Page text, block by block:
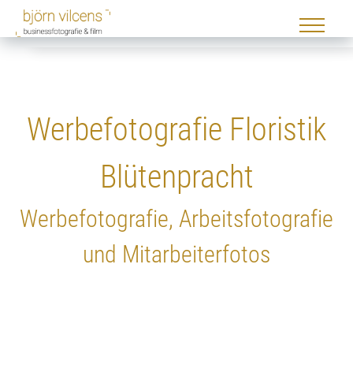
Werbefotografie Floristik
Blütenpracht
Werbefotografie, Arbeitsfotografie
und Mitarbeiterfotos